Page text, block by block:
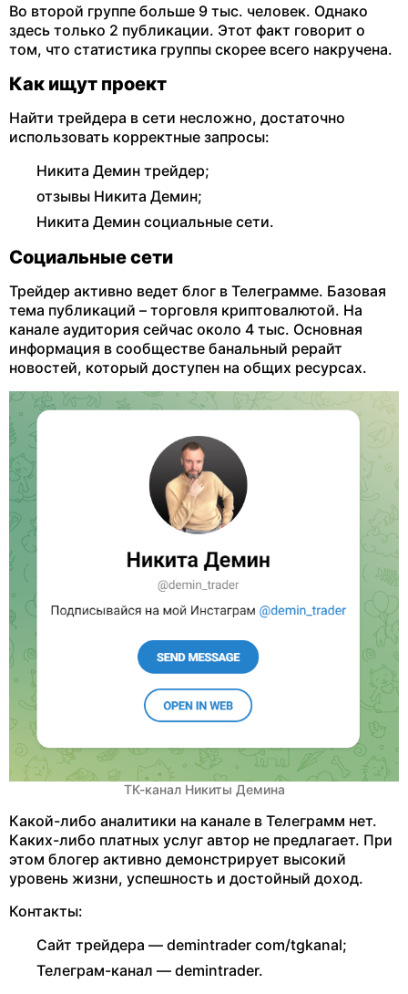
Во второй группе больше 9 тыс. человек. Однако
здесь только 2 публикации. Этот факт говорит о
том, что статистика группы скорее всего накручена.
Как ищут проект
Найти трейдера в сети несложно, достаточно
использовать корректные запросы:
Никита Демин трейдер;
отзывы Никита Демин;
Никита Демин социальные сети.
Социальные сети
Трейдер активно ведет блог в Телеграмме. Базовая
тема публикаций – торговля криптовалютой. На
канале аудитория сейчас около 4 тыс. Основная
информация в сообществе банальный рерайт
новостей, который доступен на общих ресурсах.
ТК-канал Никиты Демина
Какой-либо аналитики на канале в Телеграмм нет.
Каких-либо платных услуг автор не предлагает. При
этом блогер активно демонстрирует высокий
уровень жизни, успешность и достойный доход.
Контакты:
Сайт трейдера — demintrader com/tgkanal;
Телеграм-канал — demintrader.